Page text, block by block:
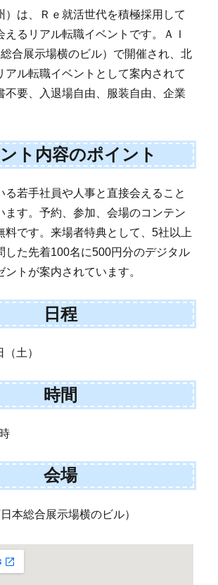
）は、Ｒｅ就活世代を積極採用して
えるリアル転職イベントです。ＡＩ
合展示場横のビル）で開催され、北
アル転職イベントとして案内されて
不要、入退場自由、服装自由、企業
ト内容のポイント
る若手社員や人事と直接会えること
ます。予約、参加、会場のコンテン
料です。来場者特典として、5社以上
した先着100名に500円分のデジタル
ントが案内されています。
日程
土）
時間
会場
本総合展示場横のビル）